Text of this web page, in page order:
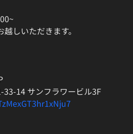
しいただきます。
14 サンフラワービル3F